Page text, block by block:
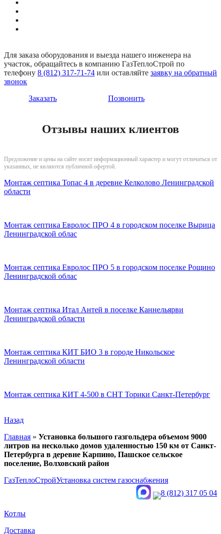
Для заказа оборудования и выезда нашего инженера на
участок, обращайтесь в компанию ГазТеплоСтрой по
телефону 8 (812) 317-71-74 или оставляйте заявку на обратный
звонок
Заказать
Позвонить
Отзывы наших клиентов
Предложение и цены на сайте носят информационный характер и могут отличаться от
указанных, не являются публичной офертой.
Монтаж септика Топас 4 в деревне Келколово Ленинградской
области
Монтаж септика Евролос ПРО 4 в городском поселке Вырица
Ленинградской облас
Монтаж септика Евролос ПРО 5 в городском поселке Рощино
Ленинградской облас
Монтаж септика Итал Антей в поселке Каннельярви
Ленинградской области
Монтаж септика КИТ БИО 3 в городе Никольское
Ленинградской области
Монтаж септика КИТ 4-500 в СНТ Торики Санкт-Петербург
Назад
Главная » Установка большого газгольдера объемом 9000
литров на несколько домов удаленностью 150 км от Санкт-
Петербурга в деревне Карпино, Пашское сельское
поселение, Волховский район
ГазТеплоСтройУстановка систем газоснабжения
8 (812) 317 05 04
Котлы
Доставка